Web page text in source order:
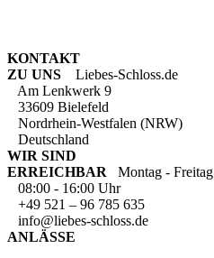
KONTAKT
ZU UNS
Liebes-Schloss.de
Am Lenkwerk 9
33609 Bielefeld
Nordrhein-Westfalen (NRW)
Deutschland
WIR SIND
ERREICHBAR
Montag - Freitag
08:00 - 16:00 Uhr
+49 521 – 96 785 635
info@liebes-schloss.de
ANLÄSSE